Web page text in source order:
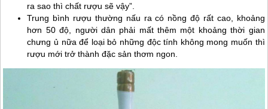
ra sao thì chất rượu sẽ vậy”.
Trung bình rượu thường nấu ra có nồng độ rất cao, khoảng
hơn 50 độ, người dân phải mất thêm một khoảng thời gian
chưng ủ nữa để loại bỏ những độc tính không mong muốn thì
rượu mới trở thành đặc sản thơm ngon.